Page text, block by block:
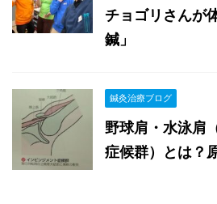
チョゴリさんが
鍼」
鍼灸治療ブログ
野球肩・水泳肩
症候群）とは？